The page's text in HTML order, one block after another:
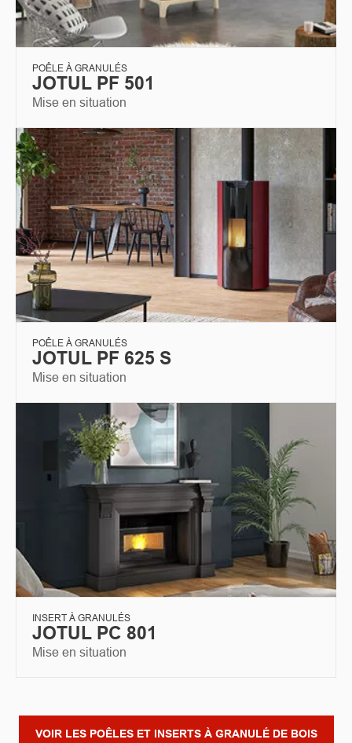
POÊLE À GRANULÉS
JOTUL PF 501
Mise en situation
POÊLE À GRANULÉS
JOTUL PF 625 S
Mise en situation
INSERT À GRANULÉS
JOTUL PC 801
Mise en situation
VOIR LES POÊLES ET INSERTS À GRANULÉ DE BOIS